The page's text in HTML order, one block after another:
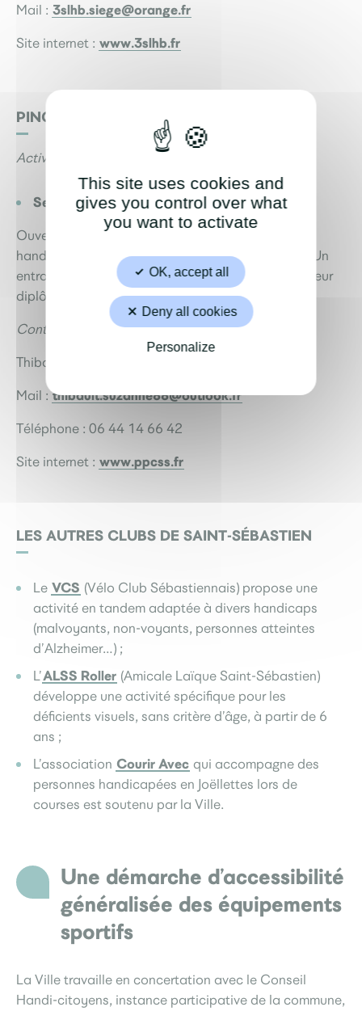
Mail : 3slhb.siege@orange.fr
Site internet : www.3slhb.fr
PING-PONG CLUB DE SAINT-SÉBASTIEN
Activités proposées
Section handisport
Ouvertes à toutes les personnes porteuses de
handicap à l’exception des déficiences visuelles. Un
entrainement par semaine, encadré par un entraineur
diplômé.
Contact et renseignements
Thibault SUZANNE
Mail :thibault.suzanne88@outlook.fr
Téléphone : 06 44 14 66 42
Site internet : www.ppcss.fr
LES AUTRES CLUBS DE SAINT-SÉBASTIEN
Le VCS (Vélo Club Sébastiennais) propose une
activité en tandem adaptée à divers handicaps
(malvoyants, non-voyants, personnes atteintes
d’Alzheimer…) ;
L’ALSS Roller (Amicale Laïque Saint-Sébastien)
développe une activité spécifique pour les
déficients visuels, sans critère d’âge, à partir de 6
ans ;
L’association Courir Avec qui accompagne des
personnes handicapées en Joëllettes lors de
courses est soutenu par la Ville.
Une démarche d’accessibilité
généralisée des équipements
sportifs
La Ville travaille en concertation avec le Conseil
Handi-citoyens, instance participative de la commune,
This site uses cookies and
gives you control over what
you want to activate
OK, accept all
Deny all cookies
Personalize